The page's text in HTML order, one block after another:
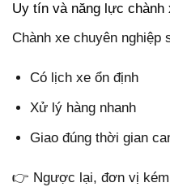
Uy tín và năng lực chành
Chành xe chuyên nghiệp
Có lịch xe ổn định
Xử lý hàng nhanh
Giao đúng thời gian
👉 Ngược lại, đơn vị